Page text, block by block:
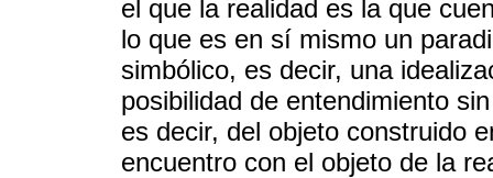
el que la realidad es la que
lo que es en sí mismo un
simbólico, es decir, una
posibilidad de entendimiento
es decir, del objeto construido
encuentro con el objeto de la